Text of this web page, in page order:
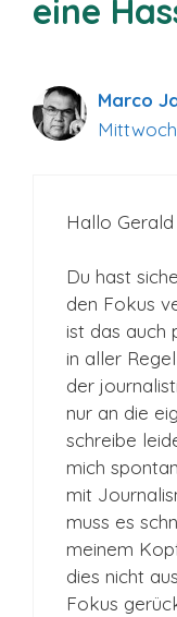
eine
Marco
Hallo Gerald
Du hast
den Fokus
ist das auch
in aller
der
nur an die
schreibe
mich
mit
muss es
meinem
dies nicht
Fokus